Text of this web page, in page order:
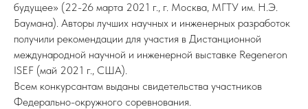
будущее» (22-26 марта 2021 г., г. Москва, МГТУ им. Н.Э.
Баумана). Авторы лучших научных и инженерных разработок
получили рекомендации для участия в Дистанционной
международной научной и инженерной выставке Regeneron
ISEF (май 2021 г., США).
Всем конкурсантам выданы свидетельства участников
Федерально-окружного соревнования.